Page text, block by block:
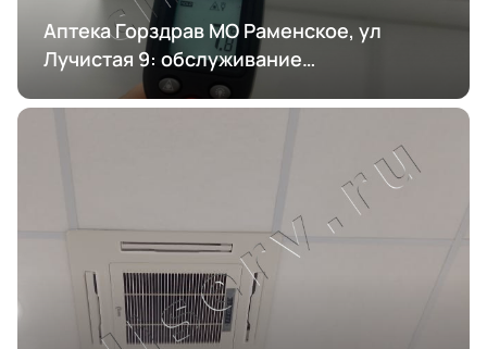
Аптека Горздрав МО Раменское, ул
Лучистая 9: обслуживание
кондиционирования